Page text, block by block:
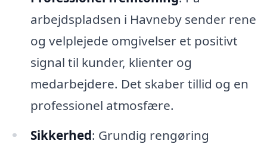
arbejdspladsen i Havneby sender rene
og velplejede omgivelser et positivt
signal til kunder, klienter og
medarbejdere. Det skaber tillid og en
professionel atmosfære.
Sikkerhed: Grundig rengøring